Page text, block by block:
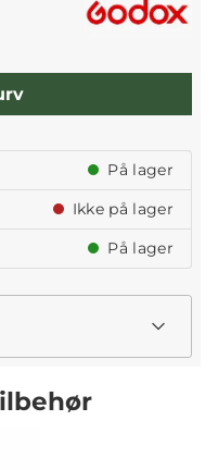
På lager
Ikke på lager
På lager